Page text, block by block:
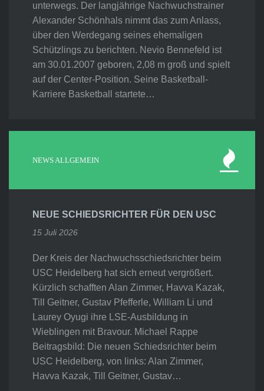
unterwegs. Der langjährige Nachwuchstrainer
Alexander Schönhals nimmt das zum Anlass,
über den Werdegang seines ehemaligen
Schützlings zu berichten. Nevio Bennefeld ist
am 30.01.2007 geboren, 2,08 m groß und spielt
auf der Center-Position. Seine Basketball-
Karriere Basketball startete…
NEWS ALLGEMEIN
NEUE SCHIEDSRICHTER FÜR DEN USC
15 Juli 2026
Der Kreis der Nachwuchsschiedsrichter beim
USC Heidelberg hat sich erneut vergrößert.
Kürzlich schafften Alan Zimmer, Havva Kazak,
Till Geitner, Gustav Pfefferle, William Li und
Laurey Oyugi ihre LSE-Ausbildung in
Wieblingen mit Bravour. Michael Rappe
Beitragsbild: Die neuen Schiedsrichter beim
USC Heidelberg, von links: Alan Zimmer,
Havva Kazak, Till Geitner, Gustav…